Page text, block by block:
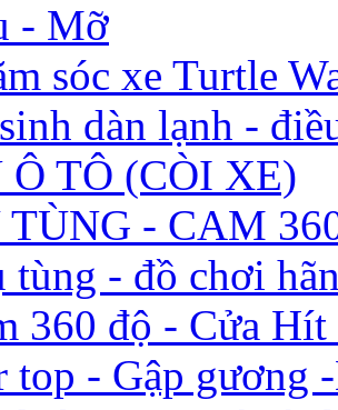
- Mỡ
sóc xe Turtle
dàn lạnh -
TÔ (CÒI XE)
- CAM
tùng - đồ chơi
360 độ - Cửa
top - Gập gương